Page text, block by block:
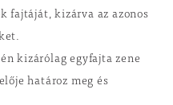
fajtáját, kizárva az azonos
kizárólag egyfajta zene
határoz meg és